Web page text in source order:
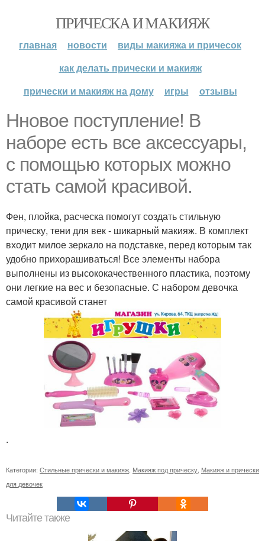
ПРИЧЕСКА И МАКИЯЖ
главная новости
виды макияжа и причесок
как делать прически и макияж
прически и макияж на дому
игры отзывы
Нновое поступление! В
наборе есть все аксессуары,
с помощью которых можно
стать самой красивой.
Фен, плойка, расческа помогут создать стильную
прическу, тени для век - шикарный макияж. В комплект
входит милое зеркало на подставке, перед которым так
удобно прихорашиваться! Все элементы набора
выполнены из высококачественного пластика, поэтому
они легкие на вес и безопасные. С набором девочка
самой красивой станет
.
Категории: Стильные прически и макияж Макияж под прическу Макияж и прически
для девочек
Читайте также